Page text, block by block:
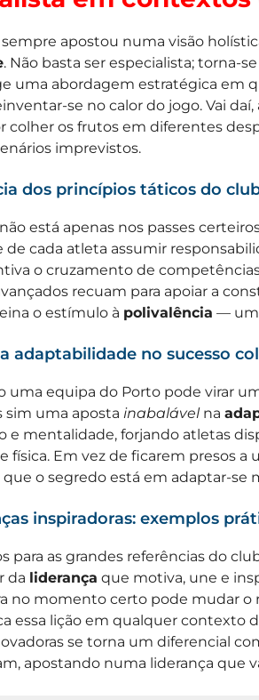
sempre apostou numa visão
. Não basta ser especialista; torna-
uma abordagem estratégica em
se no calor do jogo. Vai
colher os frutos em diferentes
imprevistos.
dos princípios táticos do
está apenas nos passes
de cada atleta assumir
o cruzamento de
recuam para apoiar a
o estímulo à polivalência — um
adaptabilidade no sucesso
uma equipa do Porto pode virar
sim uma aposta inabalávelna
e mentalidade, forjando atletas
física. Em vez de ficarem presos
o segredo está em adaptar-se
inspiradoras: exemplos
para as grandes referências do
da liderança que motiva, une e
no momento certo pode mudar
essa lição em qualquer contexto
se torna um diferencial
apostando numa liderança que